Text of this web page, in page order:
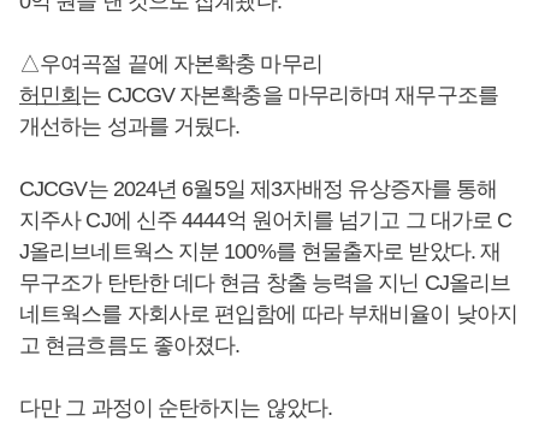
△우여곡절 끝에 자본확충 마무리
허민회는 CJCGV 자본확충을 마무리하며 재무구조를
개선하는 성과를 거뒀다.
CJCGV는 2024년 6월5일 제3자배정 유상증자를 통해
지주사 CJ에 신주 4444억 원어치를 넘기고 그 대가로 C
J올리브네트웍스 지분 100%를 현물출자로 받았다. 재
무구조가 탄탄한 데다 현금 창출 능력을 지닌 CJ올리브
네트웍스를 자회사로 편입함에 따라 부채비율이 낮아지
고 현금흐름도 좋아졌다.
다만 그 과정이 순탄하지는 않았다.